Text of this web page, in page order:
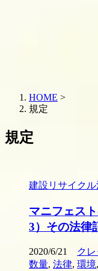
HOME >
規定
規定
建設リサイクル
マニフェス
3）その法律
2020/6/21 ク
数量, 法律, 環境,